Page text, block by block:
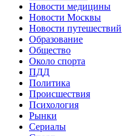
Новости медицины
Новости Москвы
Новости путешествий
Образование
Общество
Около спорта
ПДД
Политика
Происшествия
Психология
Рынки
Сериалы